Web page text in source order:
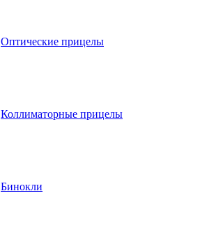
Оптические прицелы
Коллиматорные прицелы
Бинокли